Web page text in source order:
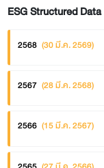
ESG Structured
2568 (30 มี.ค. 2569)
2567 (28 มี.ค. 2568)
2566 (15 มี.ค. 2567)